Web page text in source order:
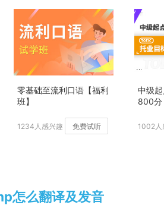
零基础至流利口语【福利
班】
1234人感兴趣 免费试听
中级
800分
1002人
怎么翻译及发音